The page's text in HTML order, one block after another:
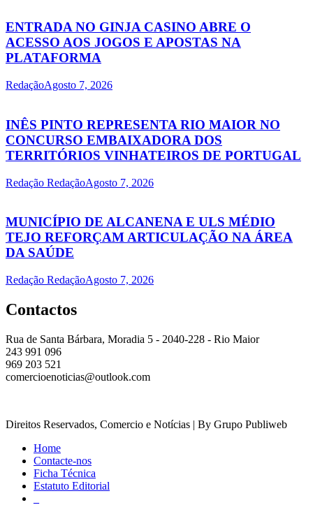
ENTRADA NO GINJA CASINO ABRE O
ACESSO AOS JOGOS E APOSTAS NA
PLATAFORMA
RedaçãoAgosto 7, 2026
INÊS PINTO REPRESENTA RIO MAIOR NO
CONCURSO EMBAIXADORA DOS
TERRITÓRIOS VINHATEIROS DE PORTUGAL
Redação RedaçãoAgosto 7, 2026
MUNICÍPIO DE ALCANENA E ULS MÉDIO
TEJO REFORÇAM ARTICULAÇÃO NA ÁREA
DA SAÚDE
Redação RedaçãoAgosto 7, 2026
Contactos
Rua de Santa Bárbara, Moradia 5 - 2040-228 - Rio Maior
243 991 096
969 203 521
comercioenoticias@outlook.com
Direitos Reservados, Comercio e Notícias | By Grupo Publiweb
Home
Contacte-nos
Ficha Técnica
Estatuto Editorial